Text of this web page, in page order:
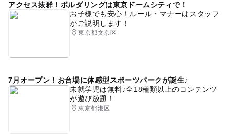
アクセス抜群！ボルダリングは東京ドームシティで！
お子様でも安心！ルール・マナーはスタッフ
がご説明します！
東京都文京区
7月オープン！お台場に体感型スポーツパークが誕生♪
未就学児は無料♪全18種類以上のコンテンツ
が遊び放題！
東京都港区